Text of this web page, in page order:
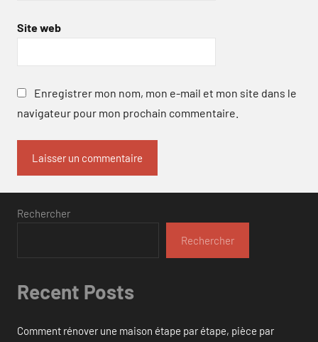
Site web
Enregistrer mon nom, mon e-mail et mon site dans le
navigateur pour mon prochain commentaire.
Rechercher
Rechercher
Recent Posts
Comment rénover une maison étape par étape, pièce par